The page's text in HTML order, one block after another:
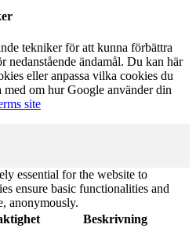
tekniker för att kunna förbättra
nedanstående ändamål. Du kan här
eller anpassa vilka cookies du
med om hur Google använder din
site
essential for the website to
ensure basic functionalities and
anonymously.
Beskrivning